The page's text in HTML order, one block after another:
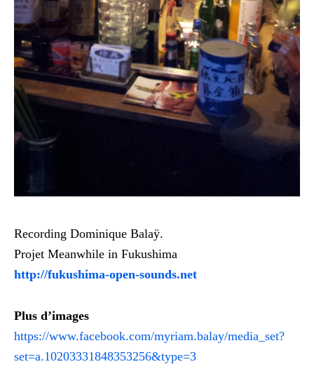
Recording Dominique Balaÿ.
Projet Meanwhile in Fukushima
http://fukushima-open-sounds.net
Plus d’images
https://www.facebook.com/myriam.balay/media_set?
set=a.10203331848353256&type=3